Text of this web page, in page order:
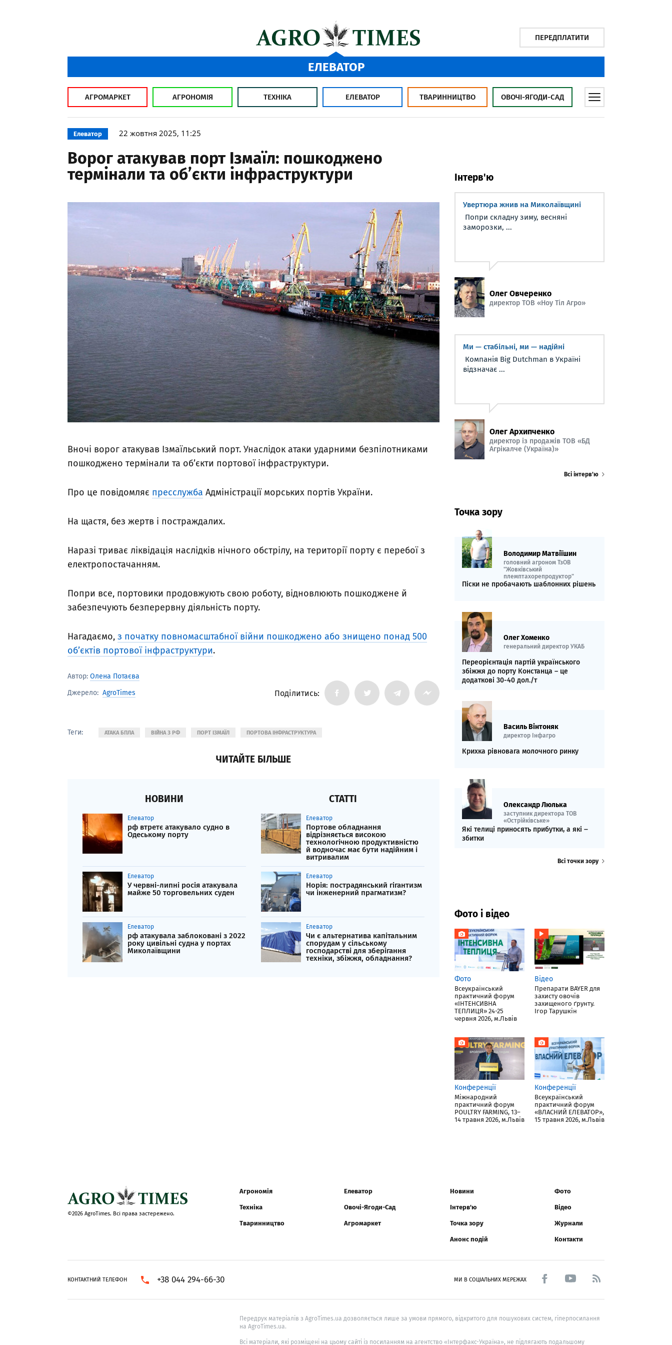
ПЕРЕДПЛАТИТИ
ЕЛЕВАТОР
АГРОМАРКЕТ АГРОНОМІЯ ТЕХНІКА ЕЛЕВАТОР ТВАРИННИЦТВО ОВОЧІ-ЯГОДИ-САД
Елеватор 22 жовтня 2025, 11:25
Ворог атакував порт Ізмаїл: пошкоджено
термінали та об’єкти інфраструктури
Вночі ворог атакував Ізмаїльський порт. Унаслідок атаки ударними безпілотниками
пошкоджено термінали та об’єкти портової інфраструктури.
Про це повідомляє пресслужба Адміністрації морських портів України.
На щастя, без жертв і постраждалих.
Наразі триває ліквідація наслідків нічного обстрілу, на території порту є перебої з
електропостачанням.
Попри все, портовики продовжують свою роботу, відновлюють пошкоджене й
забезпечують безперервну діяльність порту.
Нагадаємо, з початку повномасштабної війни пошкоджено або знищено понад 500
об’єктів портової інфраструктури.
Автор: Олена Потаєва
Джерело: AgroTimes Поділитись:
Теги: АТАКА БПЛА ВІЙНА З РФ ПОРТ ІЗМАЇЛ ПОРТОВА ІНФРАСТРУКТУРА
ЧИТАЙТЕ БІЛЬШЕ
НОВИНИ
Елеватор
рф втретє атакувало судно в
Одеському порту
Елеватор
У червні-липні росія атакувала
майже 50 торговельних суден
Елеватор
рф атакувала заблоковані з 2022
року цивільні судна у портах
Миколаївщини
СТАТТІ
Елеватор
Портове обладнання
відрізняється високою
технологічною продуктивністю
й водночас має бути надійним і
витривалим
Елеватор
Норія: пострадянський гігантизм
чи інженерний прагматизм?
Елеватор
Чи є альтернатива капітальним
спорудам у сільському
господарстві для зберігання
техніки, збіжжя, обладнання?
Інтерв'ю
Увертюра жнив на Миколаївщині
Попри складну зиму, весняні
заморозки, ...
Олег Овчеренко
директор ТОВ «Ноу Тіл Агро»
Ми — стабільні, ми — надійні
Компанія Big Dutchman в Україні
відзначає ...
Олег Архипченко
директор із продажів ТОВ «БД
Агрікалче (Україна)»
Всі інтерв’ю
Точка зору
Володимир Матвіїшин
головний агроном ТзОВ
"Жовківський
племптахорепродуктор"
Піски не пробачають шаблонних рішень
Олег Хоменко
генеральний директор УКАБ
Переорієнтація партій українського
збіжжя до порту Констанца – це
додаткові 30-40 дол./т
Василь Вінтоняк
директор Інфагро
Крихка рівновага молочного ринку
Олександр Люлька
заступник директора ТОВ
«Острійківське»
Які телиці приносять прибутки, а які ‒
збитки
Всі точки зору
Фото і відео
Фото
Всеукраїнський
практичний форум
«ІНТЕНСИВНА
ТЕПЛИЦЯ» 24-25
червня 2026, м.Львів
Відео
Препарати BAYER для
захисту овочів
захищеного ґрунту.
Ігор Тарушкін
Конференції
Міжнародний
практичний форум
POULTRY FARMING, 13–
14 травня 2026, м.Львів
Конференції
Всеукраїнський
практичний форум
«ВЛАСНИЙ ЕЛЕВАТОР»,
15 травня 2026, м.Львів
©2026 AgroTimes. Всі права застережено.
Агрономія
Техніка
Тваринництво
Елеватор
Овочі-Ягоди-Сад
Агромаркет
Новини
Інтерв'ю
Точка зору
Анонс подій
Фото
Відео
Журнали
Контакти
КОНТАКТНИЙ ТЕЛЕФОН +38 044 294-66-30 МИ В СОЦІАЛЬНИХ МЕРЕЖАХ
Передрук матеріалів з AgroTimes.ua дозволяється лише за умови прямого, відкритого для пошукових систем, гіперпосилання
на AgroTimes.ua.
Всі матеріали, які розміщені на цьому сайті із посиланням на агентство «Інтерфакс-Україна», не підлягають подальшому